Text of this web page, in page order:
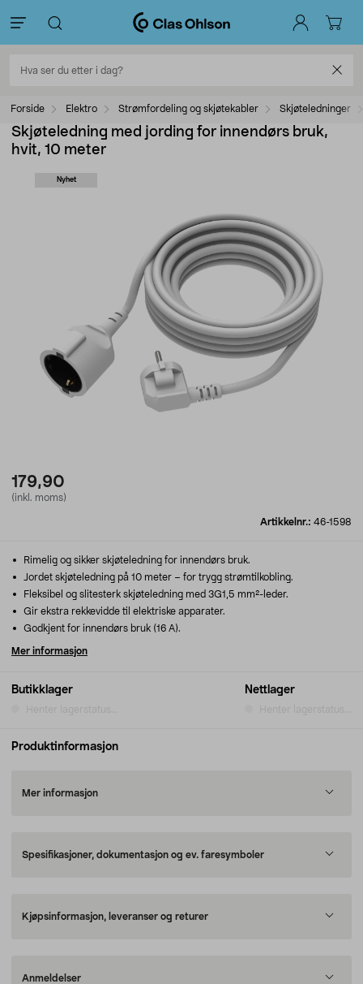
Forside Elektro Strømfordeling og skjøtekabler Skjøteledninger
Skjøteledning med jording for innendørs bruk,
hvit, 10 meter
Nyhet
179,90
(inkl. moms)
Artikkelnr.: 46-1598
Butikklager
Henter lagerstatus...
Nettlager
Henter lagerstatus...
Rimelig og sikker skjøteledning for innendørs bruk.
Jordet skjøteledning på 10 meter – for trygg strømtilkobling.
Fleksibel og slitesterk skjøteledning med 3G1,5 mm²-leder.
Gir ekstra rekkevidde til elektriske apparater.
Godkjent for innendørs bruk (16 A).
Mer informasjon
Produktinformasjon
Mer informasjon
Spesifikasjoner, dokumentasjon og ev. faresymboler
Kjøpsinformasjon, leveranser og returer
Anmeldelser